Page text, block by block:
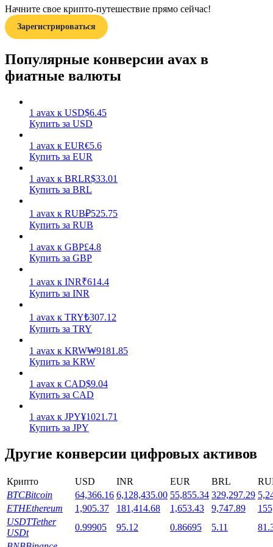
Силовая свинья
Стейкинг
Высокая прибыль и мгновенный доступ
Launchpool
Гибкая ставка для заработка популярных токенов
Начните свое крипто-путешествие прямо сейчас!
Зарегистрироваться
Популярные конверсии avax в
фиатные валюты
1 avax к USD$6.45
Купить за USD
1 avax к EUR€5.6
Купить за EUR
1 avax к BRLR$33.01
Купить за BRL
1 avax к RUB₽525.75
Купить за RUB
1 avax к GBP£4.8
Купить за GBP
1 avax к INR₹614.4
Купить за INR
1 avax к TRY₺307.12
Купить за TRY
1 avax к KRW₩9181.85
Купить за KRW
1 avax к CAD$9.04
Купить за CAD
1 avax к JPY¥1021.71
Купить за JPY
Другие конверсии цифровых активов
Крипто USD INR EUR BRL
BTCBitcoin 64,366.16 6,128,435.00 55,855.34 329,297.29
ETHEthereum 1,905.37 181,414.68 1,653.43 9,747.89
USDTTether
USDt
0.99905 95.12 0.86695 5.11